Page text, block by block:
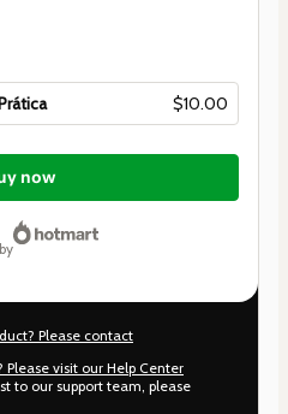
$10.00
now
Please contact
visit our Help Center
to our support team, please